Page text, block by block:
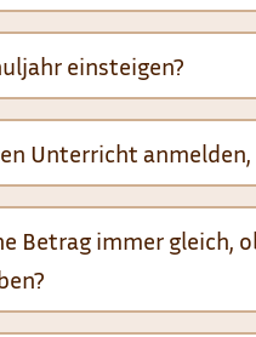
einsteigen?
Unterricht
Betrag immer gleich,